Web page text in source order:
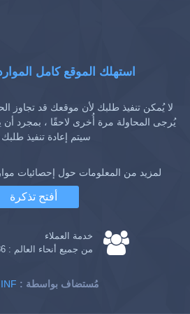
استهلك الموقع كامل
لا يُمكن تنفيذ طلبك لأن موقعك قد تجاوز
يُرجى المحاولة مرة أُخرى لاحقًا ، بمجرد أن
سيتم إعادة تنفيذ طلبك
لمزيد من المعلومات حول إحصائيات
أفتح تذكرة
خدمة العملاء
من جميع أنحاء العالم :
: مُستضاف بواسطة